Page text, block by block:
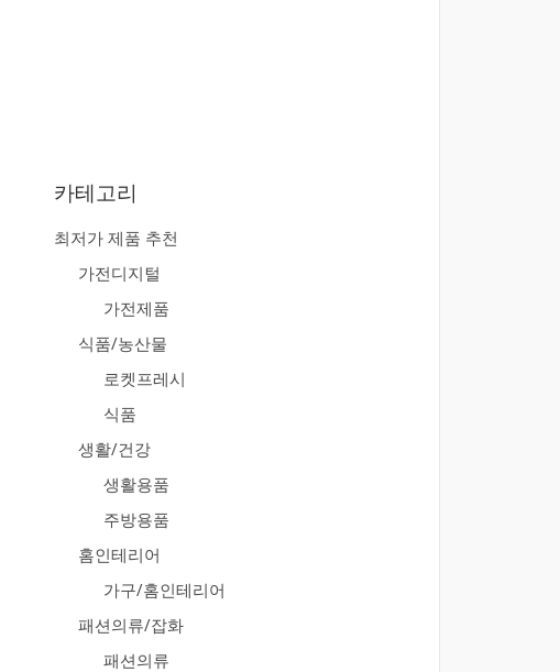
카테고리
최저가 제품 추천
가전디지털
가전제품
식품/농산물
로켓프레시
식품
생활/건강
생활용품
주방용품
홈인테리어
가구/홈인테리어
패션의류/잡화
패션의류